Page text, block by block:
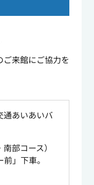
来館にご協力を
通あいあいバ
部コース）
前」下車。